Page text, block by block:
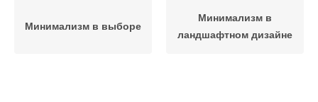
Минимализм в выборе
Минимализм в
ландшафтном дизайне